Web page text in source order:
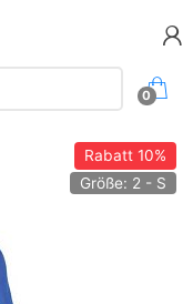
0
Rabatt10%
Größe: 2 - S